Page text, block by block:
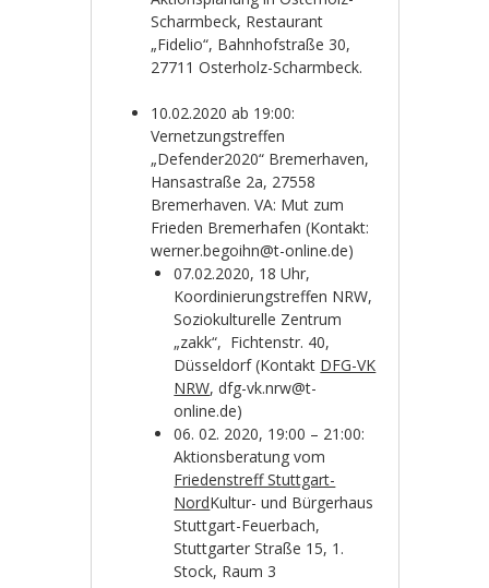
Scharmbeck, Restaurant
„Fidelio“, Bahnhofstraße 30,
27711 Osterholz-Scharmbeck.
10.02.2020 ab 19:00:
Vernetzungstreffen
„Defender2020“ Bremerhaven,
Hansastraße 2a, 27558
Bremerhaven. VA: Mut zum
Frieden Bremerhafen (Kontakt:
werner.begoihn@t-online.de)
07.02.2020, 18 Uhr,
Koordinierungstreffen NRW,
Soziokulturelle Zentrum
„zakk“, Fichtenstr. 40,
Düsseldorf (Kontakt DFG-VK
NRW, dfg-vk.nrw@t-
online.de)
06. 02. 2020, 19:00 – 21:00:
Aktionsberatung vom
Friedenstreff Stuttgart-
NordKultur- und Bürgerhaus
Stuttgart-Feuerbach,
Stuttgarter Straße 15, 1.
Stock, Raum 3